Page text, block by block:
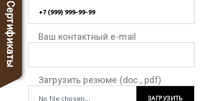
Ваш контактный e-mail
Загрузить резюме (doc., pdf)
No file chosen... ЗАГРУЗИТЬ
Сертификаты